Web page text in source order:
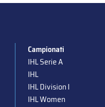
Campionati
IHL Serie A
IHL
IHL Division I
IHL Women